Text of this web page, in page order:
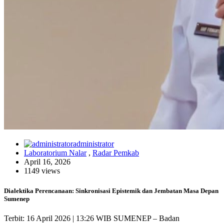
administrator
Laboratorium Nalar, Radar Pemkab
April 16, 2026
1149 views
Dialektika Perencanaan: Sinkronisasi Epistemik dan Jembatan Masa Depan
Sumenep
Terbit: 16 April 2026 | 13:26 WIB SUMENEP – Badan